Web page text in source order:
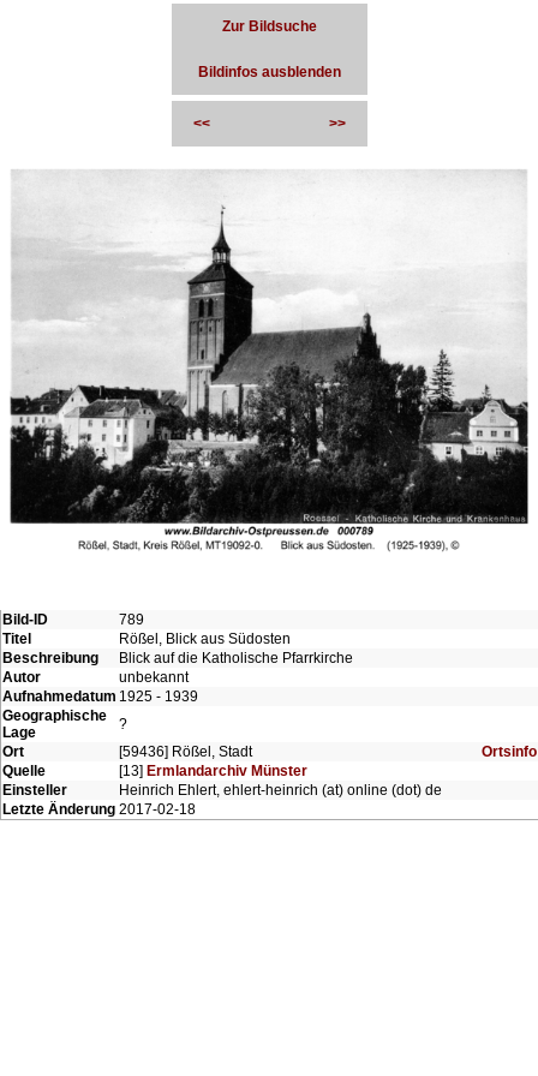
Zur Bildsuche
Bildinfos ausblenden
<< >>
Bild-ID
789
Titel
Rößel, Blick aus Südosten
Beschreibung
Blick auf die Katholische Pfarrkirche
Autor
unbekannt
Aufnahmedatum 1925 - 1939
Geographische
Lage
?
Ort
[59436] Rößel, Stadt
Ortsinfo
Quelle
[13] Ermlandarchiv Münster
Einsteller
Heinrich Ehlert, ehlert-heinrich (at) online (dot) de
Letzte Änderung 2017-02-18